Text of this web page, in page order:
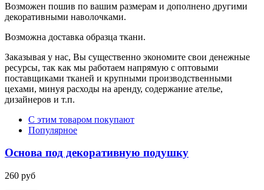
Возможен пошив по вашим размерам и дополнено другими
декоративными наволочками.
Возможна доставка образца ткани.
Заказывая у нас, Вы существенно экономите свои денежные
ресурсы, так как мы работаем напрямую с оптовыми
поставщиками тканей и крупными производственными
цехами, минуя расходы на аренду, содержание ателье,
дизайнеров и т.п.
С этим товаром покупают
Популярное
Основа под декоративную подушку
260 руб